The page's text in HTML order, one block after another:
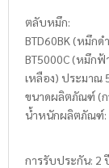
ตลับหมึก:
BTD60BK (หมึก
BT5000C (หมึกฟ้
เหลือง) ประมาณ
ขนาดผลิตภัณฑ์ (กว้
น้ำหนักผลิตภัณฑ์:
การรับประกัน: 2